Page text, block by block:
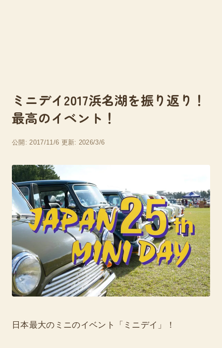
ミニデイ2017浜名湖を振り返り！
最高のイベント！
公開: 2017/11/6 更新: 2026/3/6
日本最大のミニのイベント「ミニデイ」！